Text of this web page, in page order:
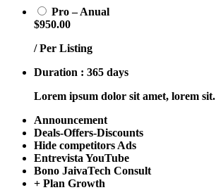
Pro – Anual
$950.00
/ Per Listing
Duration : 365 days
Lorem ipsum dolor sit amet, lorem sit.
Announcement
Deals-Offers-Discounts
Hide competitors Ads
Entrevista YouTube
Bono JaivaTech Consult
+ Plan Growth